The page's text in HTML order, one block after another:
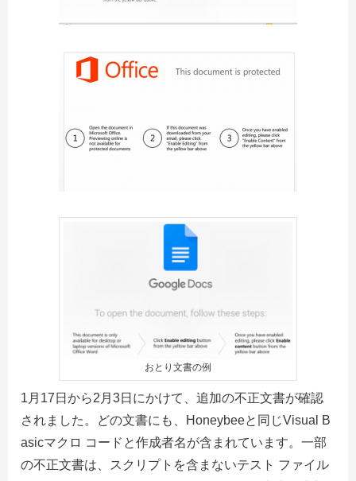
おとり文書の例
1月17日から2月3日にかけて、追加の不正文書が確認
されました。どの文書にも、Honeybeeと同じVisual B
asicマクロ コードと作成者名が含まれています。一部
の不正文書は、スクリプトを含まないテスト ファイル